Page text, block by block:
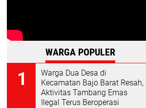
WARGA POPULER
Warga Dua Desa di
Kecamatan Bajo Barat Resah,
Aktivitas Tambang Emas
Ilegal Terus Beroperasi